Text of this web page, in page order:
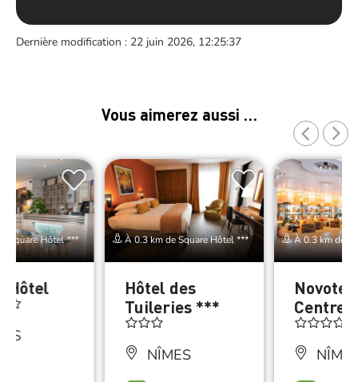
Dernière modification : 22 juin 2026, 12:25:37
Vous aimerez aussi …
Square Hôtel ***
Hôtel
À 0.3 km de Square Hôtel ***
Hôtel des
Tuileries ***
NÎMES
À 0.3 km de
Novotel
Centre